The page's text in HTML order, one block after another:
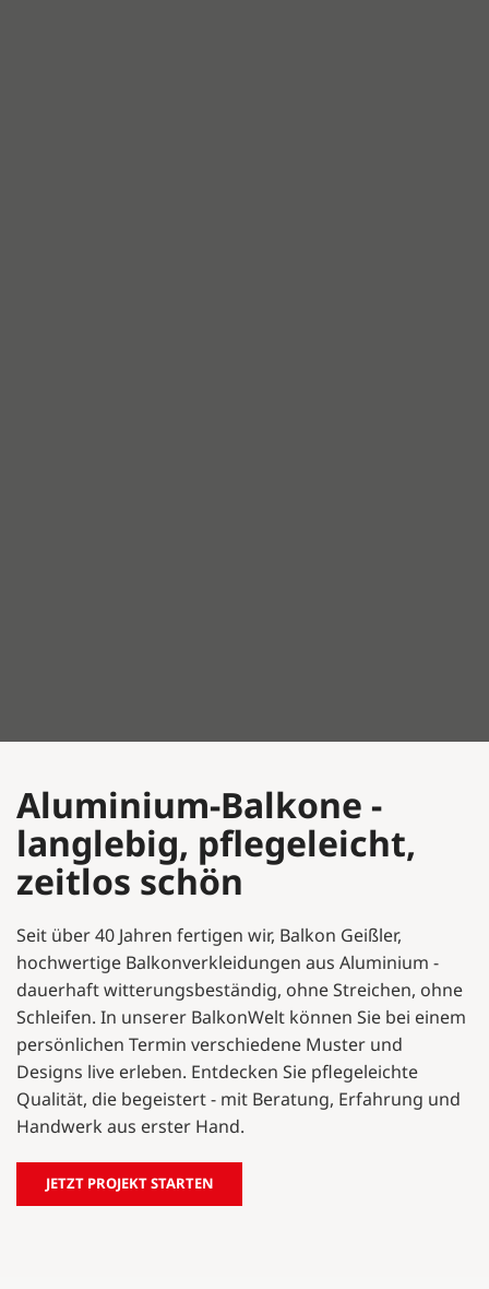
Aluminium-Balkone -
langlebig, pflegeleicht,
zeitlos schön
Seit über 40 Jahren fertigen wir, Balkon Geißler,
hochwertige Balkonverkleidungen aus Aluminium -
dauerhaft witterungsbeständig, ohne Streichen, ohne
Schleifen. In unserer BalkonWelt können Sie bei einem
persönlichen Termin verschiedene Muster und
Designs live erleben. Entdecken Sie pflegeleichte
Qualität, die begeistert - mit Beratung, Erfahrung und
Handwerk aus erster Hand.
JETZT PROJEKT STARTEN